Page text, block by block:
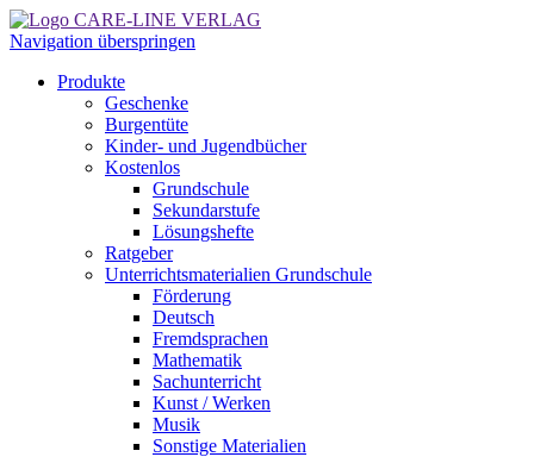
Navigation überspringen
Produkte
Geschenke
Burgentüte
Kinder- und Jugendbücher
Kostenlos
Grundschule
Sekundarstufe
Lösungshefte
Ratgeber
Unterrichtsmaterialien Grundschule
Förderung
Deutsch
Fremdsprachen
Mathematik
Sachunterricht
Kunst / Werken
Musik
Sonstige Materialien